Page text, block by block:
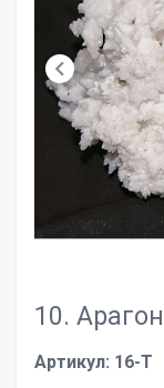
chevron_left
10.
Артикул: 16-T